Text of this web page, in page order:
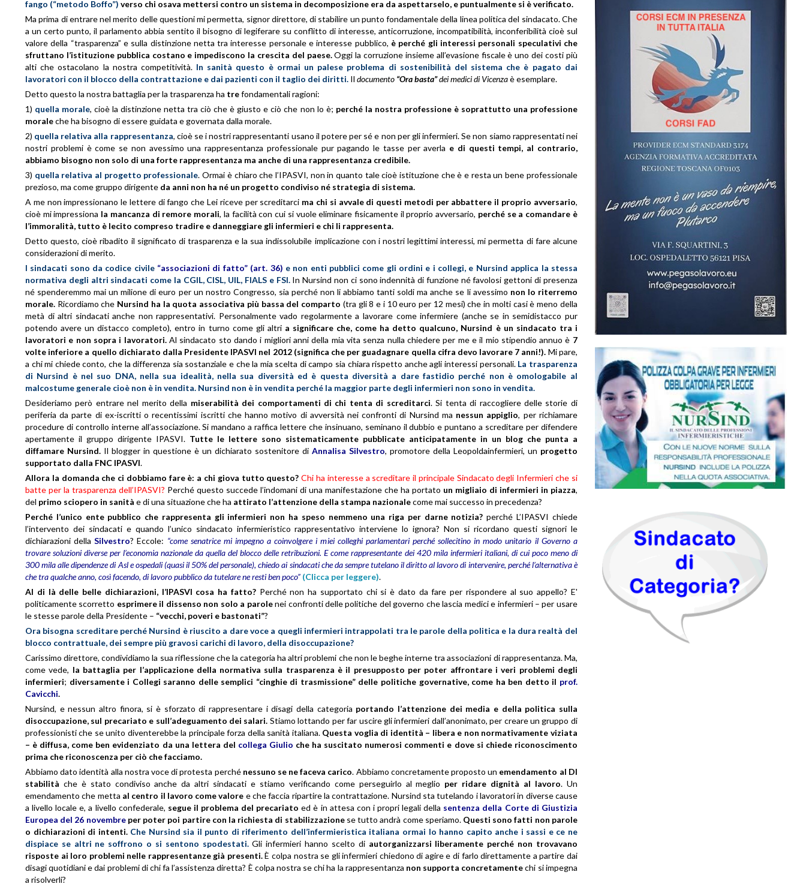
fango (“metodo Boffo”) verso chi osava mettersi contro un sistema in decomposizione era da aspettarselo, e puntualmente si è verificato.
Ma prima di entrare nel merito delle questioni mi permetta, signor direttore, di stabilire un punto fondamentale della linea politica del sindacato. Che
a un certo punto, il parlamento abbia sentito il bisogno di legiferare su conflitto di interesse, anticorruzione, incompatibilità, inconferibilità cioè sul
valore della “trasparenza” e sulla distinzione netta tra interesse personale e interesse pubblico, è perché gli interessi personali speculativi che
sfruttano l’istituzione pubblica costano e impediscono la crescita del paese.Oggi la corruzione insieme all’evasione fiscale è uno dei costi più
alti che ostacolano la nostra competitività. In sanità questo è ormai un palese problema di sostenibilità del sistema che è pagato dai
lavoratori con il blocco della contrattazione e dai pazienti con il taglio dei diritti. Il documento “Ora basta”dei medici di Vicenzaè esemplare.
Detto questo la nostra battaglia per la trasparenza ha trefondamentali ragioni:
1) quella morale, cioè la distinzione netta tra ciò che è giusto e ciò che non lo è; perché la nostra professione è soprattutto una professione
moraleche ha bisogno di essere guidata e governata dalla morale.
2) quella relativa alla rappresentanza, cioè se i nostri rappresentanti usano il potere per sé e non per gli infermieri. Se non siamo rappresentati nei
nostri problemi è come se non avessimo una rappresentanza professionale pur pagando le tasse per averla e di questi tempi, al contrario,
abbiamo bisogno non solo di una forte rappresentanza ma anche di una rappresentanza credibile.
3) quella relativa al progetto professionale. Ormai è chiaro che l’IPASVI, non in quanto tale cioè istituzione che è e resta un bene professionale
prezioso, ma come gruppo dirigente da anni non ha né un progetto condiviso né strategia di sistema.
A me non impressionano le lettere di fango che Lei riceve per screditarci ma chi si avvale di questi metodi per abbattere il proprio avversario,
cioè mi impressiona la mancanza di remore morali, la facilità con cui si vuole eliminare fisicamente il proprio avversario, perché se a comandare è
l’immoralità, tutto è lecito compreso tradire e danneggiare gli infermieri e chi li rappresenta.
Detto questo, cioè ribadito il significato di trasparenza e la sua indissolubile implicazione con i nostri legittimi interessi, mi permetta di fare alcune
considerazioni di merito.
I sindacati sono da codice civile “associazioni di fatto” (art. 36) e non enti pubblici come gli ordini e i collegi, e Nursind applica la stessa
normativa degli altri sindacati come la CGIL, CISL, UIL, FIALS e FSI.In Nursind non ci sono indennità di funzione né favolosi gettoni di presenza
né spenderemmo mai un milione di euro per un nostro Congresso, sia perché non li abbiamo tanti soldi ma anche se li avessimo non lo riterremo
morale. Ricordiamo che Nursind ha la quota associativa più bassa del comparto (tra gli 8 e i 10 euro per 12 mesi) che in molti casi è meno della
metà di altri sindacati anche non rappresentativi. Personalmente vado regolarmente a lavorare come infermiere (anche se in semidistacco pur
potendo avere un distacco completo), entro in turno come gli altri a significare che, come ha detto qualcuno, Nursind è un sindacato tra i
lavoratori e non sopra i lavoratori.Al sindacato sto dando i migliori anni della mia vita senza nulla chiedere per me e il mio stipendio annuo è 7
volte inferiore a quello dichiarato dalla Presidente IPASVI nel 2012 (significa che per guadagnare quella cifra devo lavorare 7 anni!). Mi pare,
a chi mi chiede conto, che la differenza sia sostanziale e che la mia scelta di campo sia chiara rispetto anche agli interessi personali. La trasparenza
di Nursind è nel suo DNA, nella sua idealità, nella sua diversità ed è questa diversità a dare fastidio perché non è omologabile al
malcostume generale cioè non è in vendita. Nursind non è in vendita perché la maggior parte degli infermieri non sono in vendita.
Desideriamo però entrare nel merito della miserabilità dei comportamenti di chi tenta di screditarci. Si tenta di raccogliere delle storie di
periferia da parte di ex-iscritti o recentissimi iscritti che hanno motivo di avversità nei confronti di Nursind ma nessun appiglio, per richiamare
procedure di controllo interne all’associazione. Si mandano a raffica lettere che insinuano, seminano il dubbio e puntano a screditare per difendere
apertamente il gruppo dirigente IPASVI. Tutte le lettere sono sistematicamente pubblicate anticipatamente in un blog che punta a
diffamare Nursind. Il blogger in questione è un dichiarato sostenitore di Annalisa Silvestro, promotore della Leopoldainfermieri, un progetto
supportato dalla FNC IPASVI.
Allora la domanda che ci dobbiamo fare è: a chi giova tutto questo? Chi ha interesse a screditare il principale Sindacato degli Infermieri che si
batte per la trasparenza dell’IPASVI? Perché questo succede l’indomani di una manifestazione che ha portato un migliaio di infermieri in piazza,
del primo sciopero in sanità e di una situazione che ha attirato l’attenzione della stampa nazionalecome mai successo in precedenza?
Perché l’unico ente pubblico che rappresenta gli infermieri non ha speso nemmeno una riga per darne notizia? perché L’IPASVI chiede
l’intervento dei sindacati e quando l’unico sindacato infermieristico rappresentativo interviene lo ignora? Non si ricordano questi signori le
dichiarazioni dellaSilvestro? Eccole: “come senatrice mi impegno a coinvolgere i miei colleghi parlamentari perché sollecitino in modo unitario il Governo a
trovare soluzioni diverse per l’economia nazionale da quella del blocco delle retribuzioni. E come rappresentante dei 420 mila infermieri italiani, di cuipoco meno di
300 mila alle dipendenze di Asl e ospedali (quasi il 50% del personale), chiedo ai sindacati che da sempre tutelano il diritto al lavoro di intervenire, perché l’alternativa è
che tra qualche anno, così facendo, di lavoro pubblico da tutelare ne resti ben poco” (Clicca per leggere).
Al di là delle belle dichiarazioni, l’IPASVI cosa ha fatto?Perché non ha supportato chi si è dato da fare per rispondere al suo appello? E'
politicamente scorretto esprimere il dissenso non solo a parolenei confronti delle politiche del governo che lascia medici e infermieri – per usare
le stesse parole della Presidente – “vecchi, poveri e bastonati”?
Ora bisogna screditare perché Nursind è riuscito a dare voce a quegli infermieri intrappolati tra le parole della politica e la dura realtà del
blocco contrattuale, dei sempre più gravosi carichi di lavoro, della disoccupazione?
Carissimo direttore, condividiamo la sua riflessione che la categoria ha altri problemi che non le beghe interne tra associazioni di rappresentanza. Ma,
come vede, la battaglia per l’applicazione della normativa sulla trasparenza è il presupposto per poter affrontare i veri problemi degli
infermieri; diversamente i Collegi saranno delle semplici “cinghie di trasmissione” delle politiche governative, come ha ben detto il prof.
Cavicchi.
Nursind, e nessun altro finora, si è sforzato di rappresentare i disagi della categoria portando l’attenzione dei media e della politica sulla
disoccupazione, sul precariato e sull’adeguamento dei salari. Stiamo lottando per far uscire gli infermieri dall’anonimato, per creare un gruppo di
professionisti che se unito diventerebbe la principale forza della sanità italiana. Questa voglia di identità – libera e non normativamente viziata
– è diffusa, come ben evidenziato da una lettera del collega Giulio che ha suscitato numerosi commenti e dove si chiede riconoscimento
prima che riconoscenza per ciò che facciamo.
Abbiamo dato identità alla nostra voce di protesta perché nessuno se ne faceva carico. Abbiamo concretamente proposto un emendamento al Dl
stabilità che è stato condiviso anche da altri sindacati e stiamo verificando come perseguirlo al meglio per ridare dignità al lavoro. Un
emendamento che metta al centro il lavoro come valore e che faccia ripartire la contrattazione. Nursind sta tutelando i lavoratori in diverse cause
a livello locale e, a livello confederale, segue il problema del precariato ed è in attesa con i propri legali della sentenza della Corte di Giustizia
Europea del 26 novembre per poter poi partire con la richiesta di stabilizzazionese tutto andrà come speriamo. Questi sono fatti non parole
o dichiarazioni di intenti. Che Nursind sia il punto di riferimento dell’infermieristica italiana ormai lo hanno capito anche i sassi e ce ne
dispiace se altri ne soffrono o si sentono spodestati.Gli infermieri hanno scelto di autorganizzarsi liberamente perché non trovavano
risposte ai loro problemi nelle rappresentanze già presenti.È colpa nostra se gli infermieri chiedono di agire e di farlo direttamente a partire dai
disagi quotidiani e dai problemi di chi fa l’assistenza diretta? È colpa nostra se chi ha la rappresentanza non supporta concretamentechi siimpegna
a risolverli?